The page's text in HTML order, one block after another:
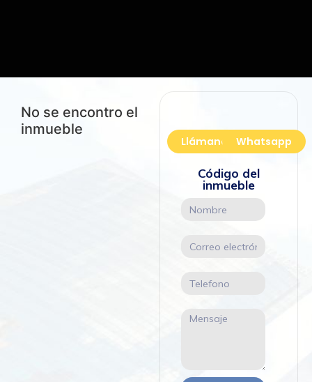
No se encontro el
inmueble
Llámanos Whatsapp
Código del
inmueble